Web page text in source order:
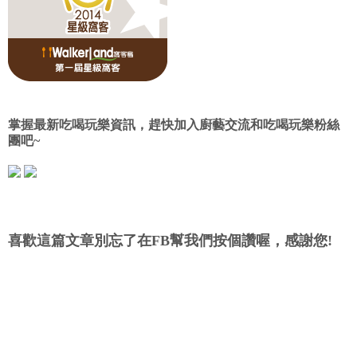
掌握最新吃喝玩樂資訊，趕快加入廚藝交流和吃喝玩樂粉絲
團吧~
喜歡這篇文章別忘了在FB幫我們按個讚喔，感謝您!